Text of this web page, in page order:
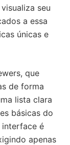
seu
a essa
únicas e
que
de forma
lista clara
básicas do
é
apenas